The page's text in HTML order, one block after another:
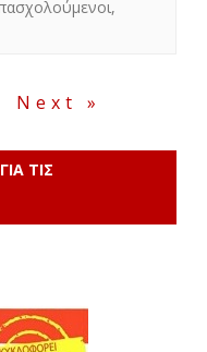
,
Next »
ΤΙΣ